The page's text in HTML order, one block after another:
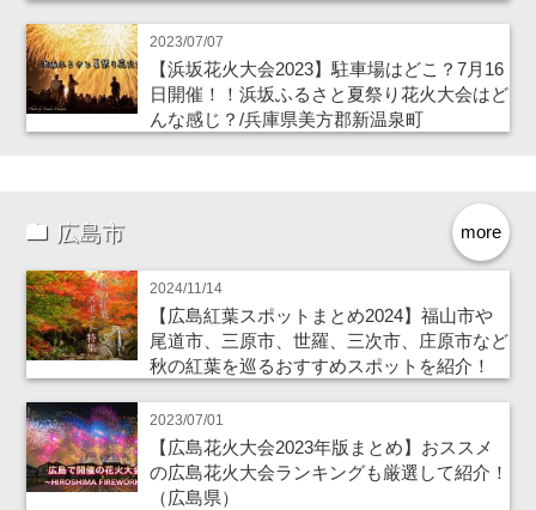
2023/07/07
【浜坂花火大会2023】駐車場はどこ？7月16
日開催！！浜坂ふるさと夏祭り花火大会はど
んな感じ？/兵庫県美方郡新温泉町
more
広島市
2024/11/14
【広島紅葉スポットまとめ2024】福山市や
尾道市、三原市、世羅、三次市、庄原市など
秋の紅葉を巡るおすすめスポットを紹介！
2023/07/01
【広島花火大会2023年版まとめ】おススメ
の広島花火大会ランキングも厳選して紹介！
（広島県）